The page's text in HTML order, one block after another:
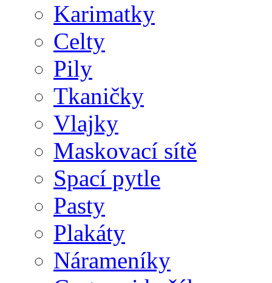
Karimatky
Celty
Pily
Tkaničky
Vlajky
Maskovací sítě
Spací pytle
Pasty
Plakáty
Nárameníky